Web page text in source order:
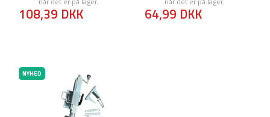
108,39 DKK 64,99 DKK
NYHED